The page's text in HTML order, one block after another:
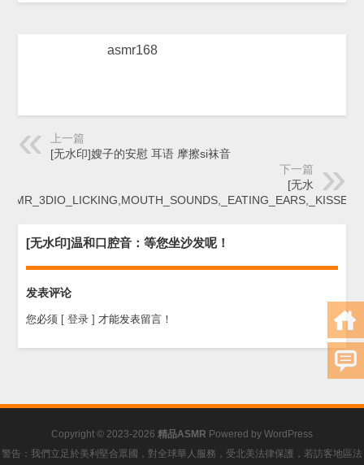
asmr168
上一篇
[无水印]嫂子的安慰 耳语 摩擦si袜音
下一篇
[无水
[无水印]温和口腔音：等您坐沙发呢！
发表评论
您必须 [ 登录 ] 才能发表留言！
Copyright © 2023-2026 精品ASMR Powered by WordPress
警告：我們立足於美利堅合眾國，對全球華人服務，受北美法律保護，若訪客地區法